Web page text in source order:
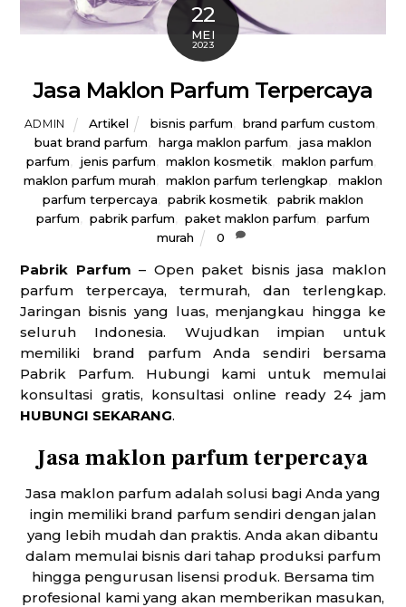
22
MEI
2023
Jasa Maklon Parfum Terpercaya
ADMIN Artikel bisnis parfum brand parfum custom
buat brand parfum
harga maklon parfum
jasa maklon
parfum
jenis parfum maklon kosmetik maklon parfum
maklon parfum murah
maklon parfum terlengkap
maklon
parfum terpercaya
pabrik kosmetik
pabrik maklon
parfum
pabrik parfum paket maklon parfum
parfum
murah
0
Pabrik Parfum – Open paket bisnis jasa maklon
parfum terpercaya, termurah, dan terlengkap.
Jaringan bisnis yang luas, menjangkau hingga ke
seluruh Indonesia. Wujudkan impian untuk
memiliki brand parfum Anda sendiri bersama
Pabrik Parfum. Hubungi kami untuk memulai
konsultasi gratis, konsultasi online ready 24 jam
HUBUNGI SEKARANG.
Jasa maklon parfum terpercaya
Jasa maklon parfum adalah solusi bagi Anda yang
ingin memiliki brand parfum sendiri dengan jalan
yang lebih mudah dan praktis. Anda akan dibantu
dalam memulai bisnis dari tahap produksi parfum
hingga pengurusan lisensi produk. Bersama tim
profesional kami yang akan memberikan masukan,